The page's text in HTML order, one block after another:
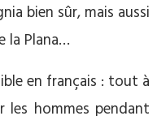
bien sûr, mais aussi
la Plana…
en français : tout à
les hommes pendant